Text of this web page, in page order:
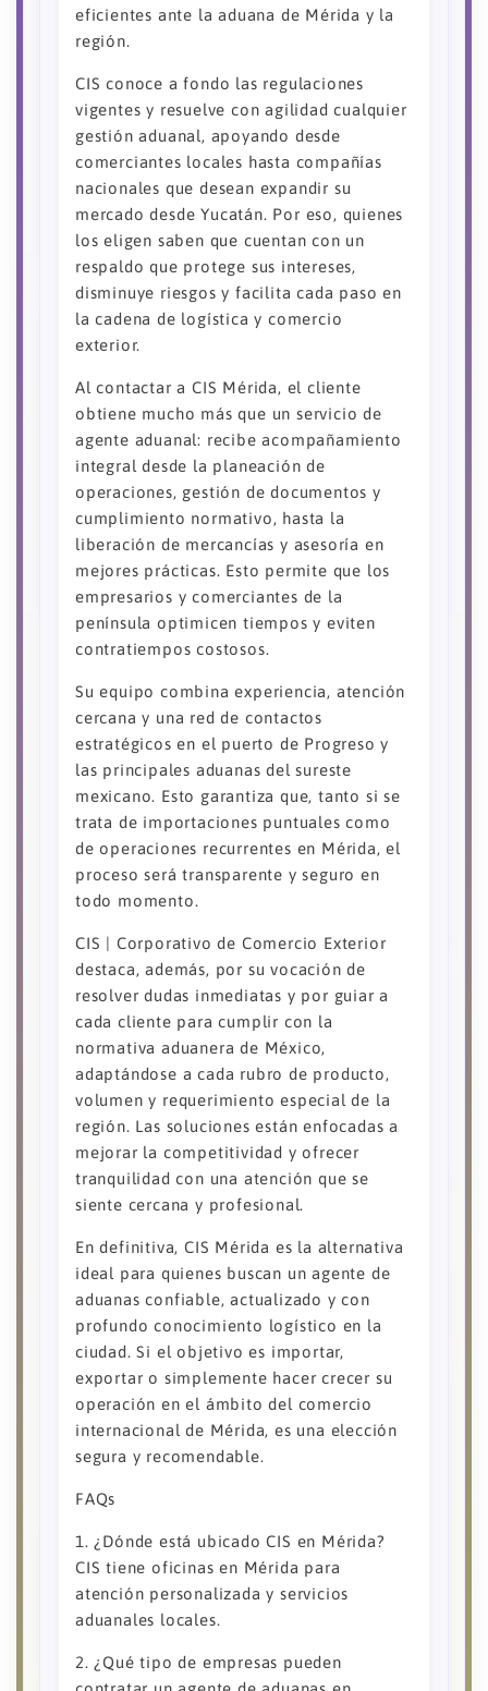
eficientes ante la aduana de Mérida y la
región.
CIS conoce a fondo las regulaciones
vigentes y resuelve con agilidad cualquier
gestión aduanal, apoyando desde
comerciantes locales hasta compañías
nacionales que desean expandir su
mercado desde Yucatán. Por eso, quienes
los eligen saben que cuentan con un
respaldo que protege sus intereses,
disminuye riesgos y facilita cada paso en
la cadena de logística y comercio
exterior.
Al contactar a CIS Mérida, el cliente
obtiene mucho más que un servicio de
agente aduanal: recibe acompañamiento
integral desde la planeación de
operaciones, gestión de documentos y
cumplimiento normativo, hasta la
liberación de mercancías y asesoría en
mejores prácticas. Esto permite que los
empresarios y comerciantes de la
península optimicen tiempos y eviten
contratiempos costosos.
Su equipo combina experiencia, atención
cercana y una red de contactos
estratégicos en el puerto de Progreso y
las principales aduanas del sureste
mexicano. Esto garantiza que, tanto si se
trata de importaciones puntuales como
de operaciones recurrentes en Mérida, el
proceso será transparente y seguro en
todo momento.
CIS | Corporativo de Comercio Exterior
destaca, además, por su vocación de
resolver dudas inmediatas y por guiar a
cada cliente para cumplir con la
normativa aduanera de México,
adaptándose a cada rubro de producto,
volumen y requerimiento especial de la
región. Las soluciones están enfocadas a
mejorar la competitividad y ofrecer
tranquilidad con una atención que se
siente cercana y profesional.
En definitiva, CIS Mérida es la alternativa
ideal para quienes buscan un agente de
aduanas confiable, actualizado y con
profundo conocimiento logístico en la
ciudad. Si el objetivo es importar,
exportar o simplemente hacer crecer su
operación en el ámbito del comercio
internacional de Mérida, es una elección
segura y recomendable.
FAQs
1. ¿Dónde está ubicado CIS en Mérida?
CIS tiene oficinas en Mérida para
atención personalizada y servicios
aduanales locales.
2. ¿Qué tipo de empresas pueden